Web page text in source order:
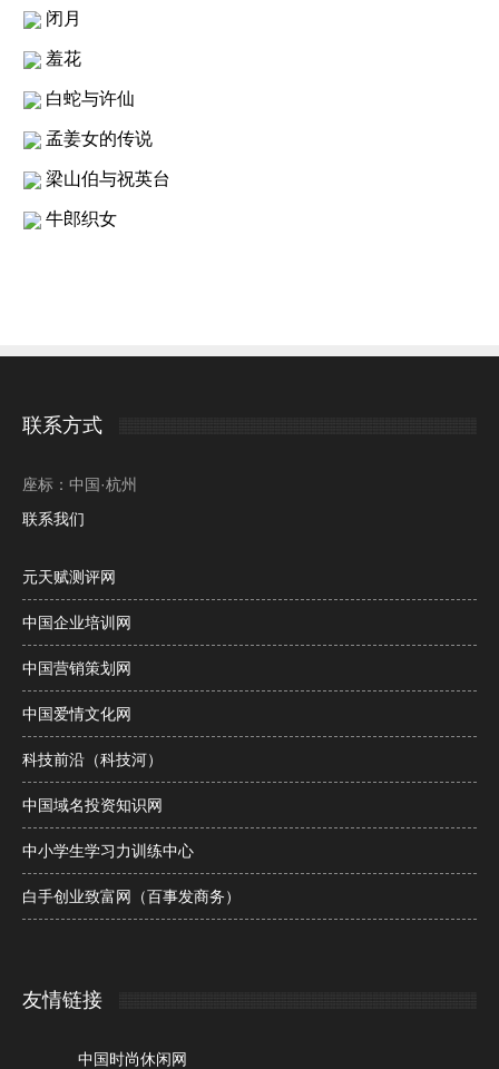
闭月
羞花
白蛇与许仙
孟姜女的传说
梁山伯与祝英台
牛郎织女
联系方式
座标：中国·杭州
联系我们
元天赋测评网
中国企业培训网
中国营销策划网
中国爱情文化网
科技前沿（科技河）
中国域名投资知识网
中小学生学习力训练中心
白手创业致富网（百事发商务）
友情链接
中国时尚休闲网